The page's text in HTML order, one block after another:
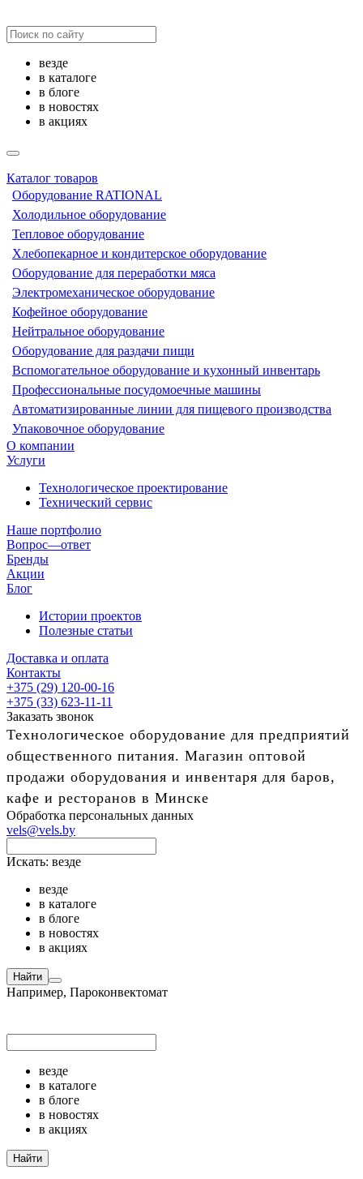
везде
в каталоге
в блоге
в новостях
в акциях
Каталог товаров
Оборудование RATIONAL
Холодильное оборудование
Тепловое оборудование
Хлебопекарное и кондитерское оборудование
Оборудование для переработки мяса
Электромеханическое оборудование
Кофейное оборудование
Нейтральное оборудование
Оборудование для раздачи пищи
Вспомогательное оборудование и кухонный инвентарь
Профессиональные посудомоечные машины
Автоматизированные линии для пищевого производства
Упаковочное оборудование
О компании
Услуги
Технологическое проектирование
Технический сервис
Наше портфолио
Вопрос—ответ
Бренды
Акции
Блог
Истории проектов
Полезные статьи
Доставка и оплата
Контакты
+375 (29) 120-00-16
+375 (33) 623-11-11
Заказать звонок
Технологическое оборудование для предприятий
общественного питания. Магазин оптовой
продажи оборудования и инвентаря для баров,
кафе и ресторанов в Минске
Обработка персональных данных
vels@vels.by
Искать: везде
везде
в каталоге
в блоге
в новостях
в акциях
Найти
Например, Пароконвектомат
везде
в каталоге
в блоге
в новостях
в акциях
Найти